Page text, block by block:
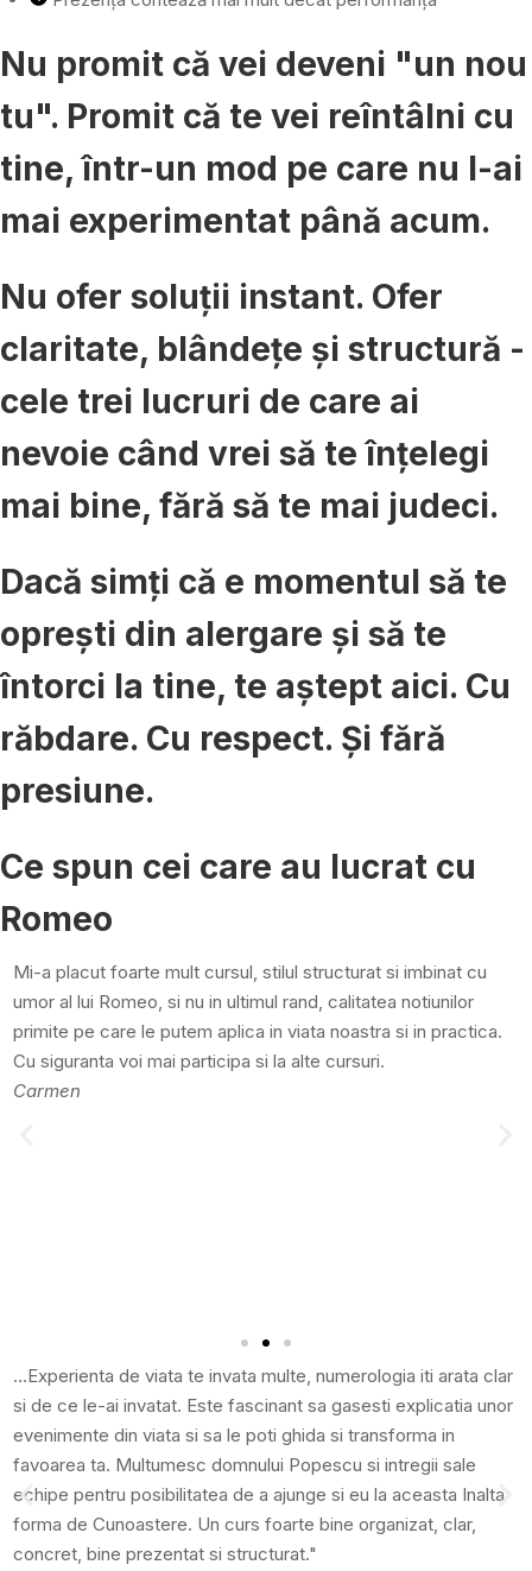
Nu promit că vei deveni "un nou
tu". Promit că te vei reîntâlni cu
tine, într-un mod pe care nu l-ai
mai experimentat până acum.
Nu ofer soluții instant. Ofer
claritate, blândețe și structură -
cele trei lucruri de care ai
nevoie când vrei să te înțelegi
mai bine, fără să te mai judeci.
Dacă simți că e momentul să te
oprești din alergare și să te
întorci la tine, te aștept aici. Cu
răbdare. Cu respect. Și fără
presiune.
Ce spun cei care au lucrat cu
Romeo
Mi-a placut foarte mult cursul, stilul structurat si imbinat cu
umor al lui Romeo, si nu in ultimul rand, calitatea notiunilor
primite pe care le putem aplica in viata noastra si in practica.
Cu siguranta voi mai participa si la alte cursuri.
Carmen
…Experienta de viata te invata multe, numerologia iti arata clar
si de ce le-ai invatat. Este fascinant sa gasesti explicatia unor
evenimente din viata si sa le poti ghida si transforma in
favoarea ta. Multumesc domnului Popescu si intregii sale
echipe pentru posibilitatea de a ajunge si eu la aceasta Inalta
forma de Cunoastere. Un curs foarte bine organizat, clar,
concret, bine prezentat si structurat."